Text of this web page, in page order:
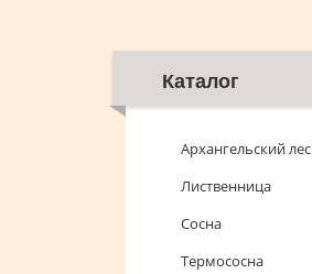
Каталог
Архангельский лес
Лиственница
Сосна
Термососна